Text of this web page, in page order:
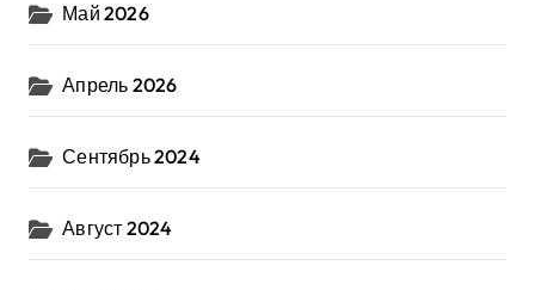
Май 2026
Апрель 2026
Сентябрь 2024
Август 2024